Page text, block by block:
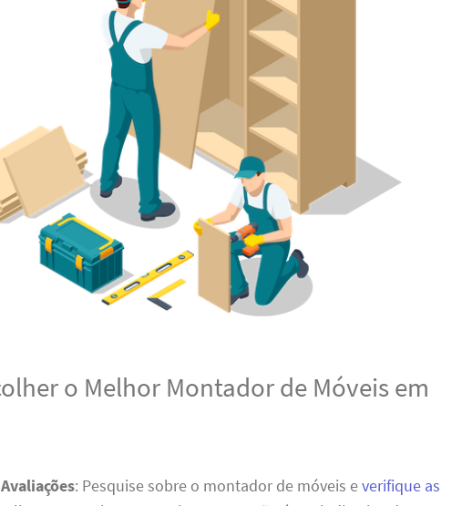
o Melhor Montador de Móveis em
: Pesquise sobre o montador de móveis everifique as